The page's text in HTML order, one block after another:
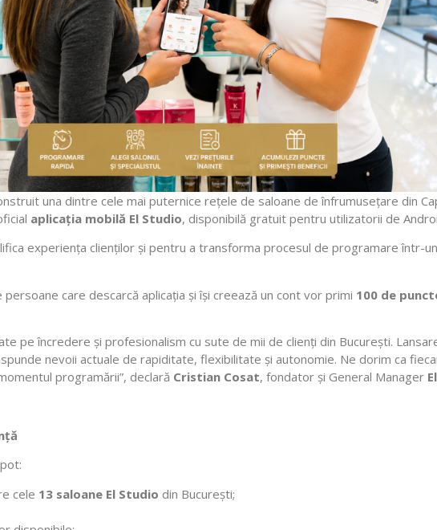
una dintre cele mai puternice rețele de saloane de înfrumusețare din
aplicația mobilă El Studio, disponibilă gratuit pentru utilizatorii de
experiența clienților și pentru a transforma procesul de programare într-
care descarcă aplicația și își creează un cont vor primi 100 de
pe încredere și profesionalism cu sute de mii de clienți din București.
nevoii actuale de rapiditate, flexibilitate și autonomie. Ne dorim ca
programării”, declară Cristian Cosat, fondator și General Manager
cele 13 saloane El Studio din București;